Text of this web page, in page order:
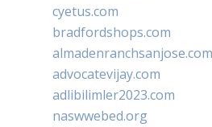
cyetus.com
bradfordshops.com
almadenranchsanjose.com
advocatevijay.com
adlibilimler2023.com
naswwebed.org